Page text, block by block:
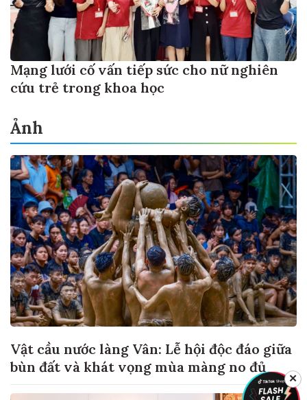
Mạng lưới cố vấn tiếp sức cho nữ nghiên
cứu trẻ trong khoa học
Ảnh
Vật cầu nước làng Vân: Lễ hội độc đáo giữa
bùn đất và khát vọng mùa màng no đủ
✕